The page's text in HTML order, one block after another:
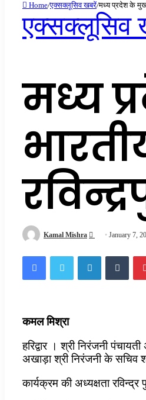
Home/एक्सक्लूसिव खबरें/मध्य प्रदेश के
एक्सक्लूसिव
मध्य
Kamal Mishra
Send January 7,
FacebookTwitter LinkedIn
कमल मिश्रा
हरिद्वार । श्री निरंजनी
अखाड़ा श्री निरंजनी के सचिव
कार्यक्रम की अध्यक्षता